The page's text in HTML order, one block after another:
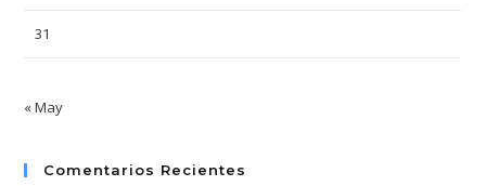
31
« May
Comentarios Recientes